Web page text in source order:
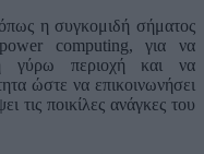
όπως η συγκομιδή σήματος
computing, για να
γύρω περιοχή και να
ώστε να επικοινωνήσει
τις ποικίλες ανάγκες του